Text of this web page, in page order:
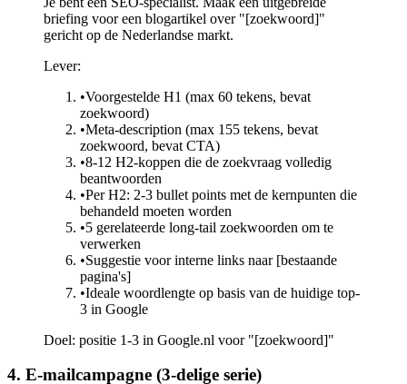
briefing voor een blogartikel over "[zoekwoord]"
gericht op de Nederlandse markt.
Lever:
•Voorgestelde H1 (max 60 tekens, bevat
zoekwoord)
•Meta-description (max 155 tekens, bevat
zoekwoord, bevat CTA)
•8-12 H2-koppen die de zoekvraag volledig
beantwoorden
•Per H2: 2-3 bullet points met de kernpunten die
behandeld moeten worden
•5 gerelateerde long-tail zoekwoorden om te
verwerken
•Suggestie voor interne links naar [bestaande
pagina's]
•Ideale woordlengte op basis van de huidige top-
3 in Google
Doel: positie 1-3 in Google.nl voor "[zoekwoord]"
4. E-mailcampagne (3-delige serie)